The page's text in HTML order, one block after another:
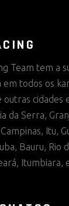
Team tem a
em todos os
outras cidades
da Serra,
Itu,
Bauru, Rio
Itumbiara,